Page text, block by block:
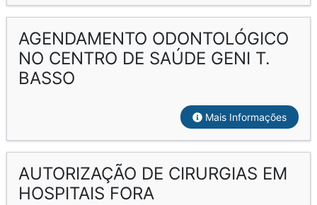
AGENDAMENTO ODONTOLÓGICO
NO CENTRO DE SAÚDE GENI T.
BASSO
Mais Informações
AUTORIZAÇÃO DE CIRURGIAS EM
HOSPITAIS FORA